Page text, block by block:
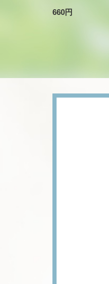
660円